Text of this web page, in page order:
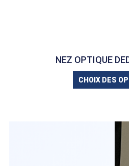
NEZ OPTIQUE
CHOIX DES